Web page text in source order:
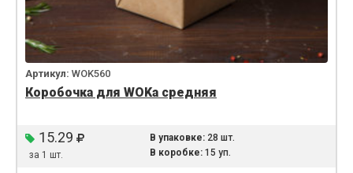
Артикул: WOK560
Коробочка для WOKа средняя
15.29
за 1 шт.
В упаковке:28 шт.
В коробке:15 уп.